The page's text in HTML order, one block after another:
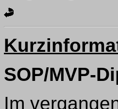
SOP/MVP-
Im